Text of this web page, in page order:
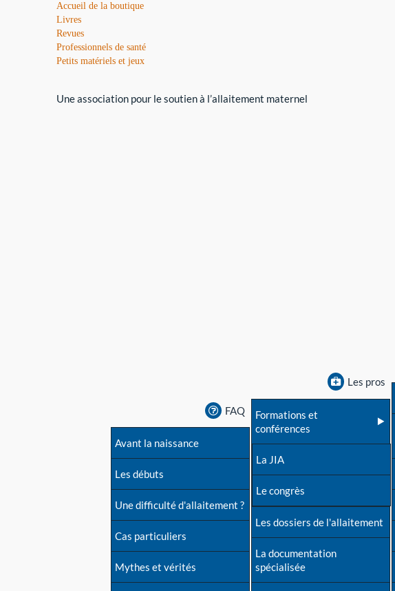
Accueil de la boutique
Livres
Revues
Professionnels de santé
Petits matériels et jeux
Une association pour le soutien à l’allaitement maternel
FAQ
Avant la naissance
Les débuts
Une difficulté d'allaitement ?
Cas particuliers
Mythes et vérités
Les pros
Formations et
conférences
La JIA
Le congrès
Les dossiers de l'allaitement
La documentation
spécialisée